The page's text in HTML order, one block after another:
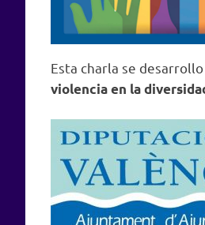
Esta charla se
violencia en la